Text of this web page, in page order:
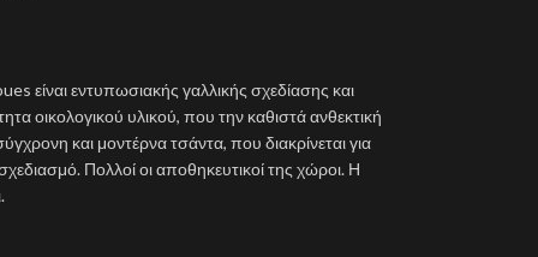
είναι εντυπωσιακής γαλλικής σχεδίασης και
οικολογικού υλικού, που την καθιστά ανθεκτική
και μοντέρνα τσάντα, που διακρίνεται για
Πολλοί οι αποθηκευτικοί της χώροι. Η